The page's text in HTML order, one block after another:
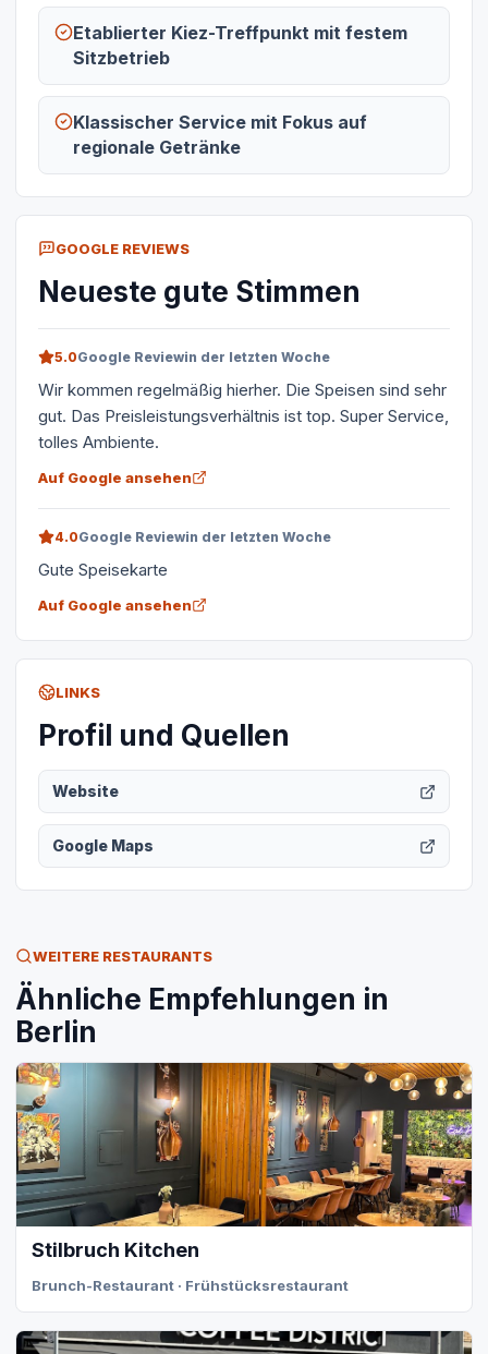
Etablierter Kiez-Treffpunkt mit festem
Sitzbetrieb
Klassischer Service mit Fokus auf
regionale Getränke
GOOGLE REVIEWS
Neueste gute Stimmen
5.0Google Reviewin der letzten Woche
Wir kommen regelmäßig hierher. Die Speisen sind sehr
gut. Das Preisleistungsverhältnis ist top. Super Service,
tolles Ambiente.
Auf Google ansehen
4.0Google Reviewin der letzten Woche
Gute Speisekarte
Auf Google ansehen
LINKS
Profil und Quellen
Website
Google Maps
WEITERE RESTAURANTS
Ähnliche Empfehlungen in
Berlin
Stilbruch Kitchen
Brunch-Restaurant · Frühstücksrestaurant